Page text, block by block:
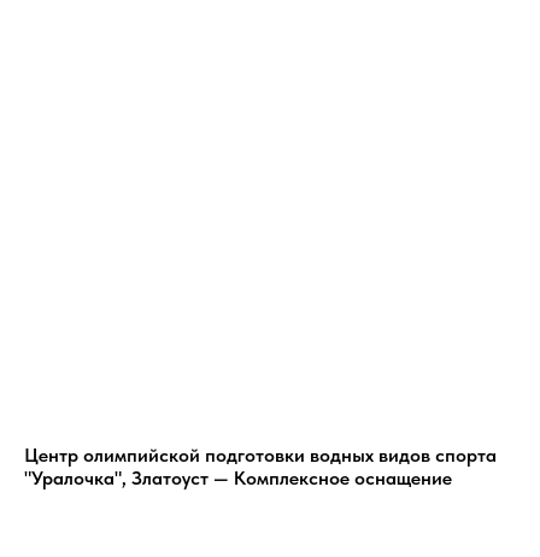
Центр олимпийской подготовки водных видов спорта
"Уралочка", Златоуст — Комплексное оснащение